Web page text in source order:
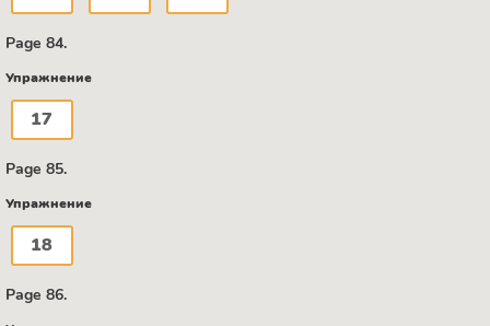
Page 84.
Упражнение
17
Page 85.
Упражнение
18
Page 86.